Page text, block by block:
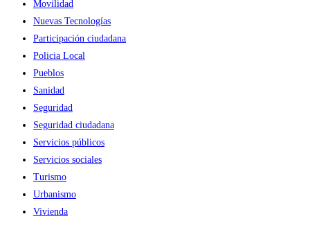
Movilidad
Nuevas Tecnologías
Participación ciudadana
Policia Local
Pueblos
Sanidad
Seguridad
Seguridad ciudadana
Servicios públicos
Servicios sociales
Turismo
Urbanismo
Vivienda